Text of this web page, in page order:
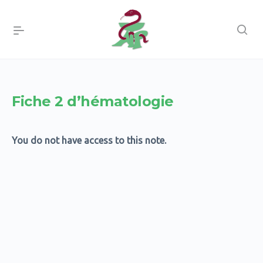
Fiche 2 d’hématologie
You do not have access to this note.